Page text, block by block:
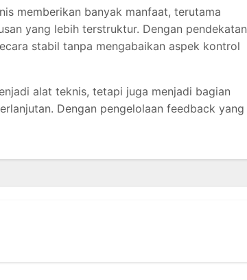
memberikan banyak manfaat, terutama
yang lebih terstruktur. Dengan pendekatan
stabil tanpa mengabaikan aspek kontrol
alat teknis, tetapi juga menjadi bagian
Dengan pengelolaan feedback yang